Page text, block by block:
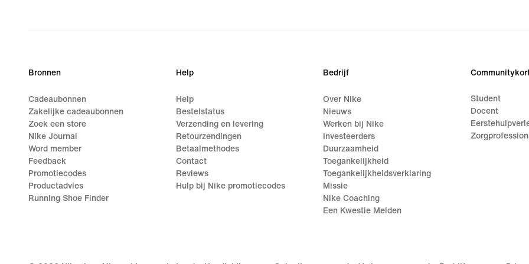
Bronnen
Cadeaubonnen
Zakelijke cadeaubonnen
Zoek een store
Nike Journal
Word member
Feedback
Promotiecodes
Productadvies
Running Shoe Finder
Help
Help
Bestelstatus
Verzending en levering
Retourzendingen
Betaalmethodes
Contact
Reviews
Hulp bij Nike promotiecodes
Bedrijf
Over Nike
Nieuws
Werken bij Nike
Investeerders
Duurzaamheid
Toegankelijkheid
Toegankelijkheidsverklaring
Missie
Nike Coaching
Een Kwestie Melden
Student
Docent